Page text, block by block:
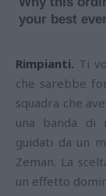
Rimpianti. Ti
che sarebbe
squadra che
una banda di
guidati da un
Zeman. La
un effetto